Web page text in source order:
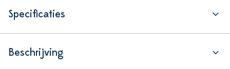
Specificaties
Beschrijving